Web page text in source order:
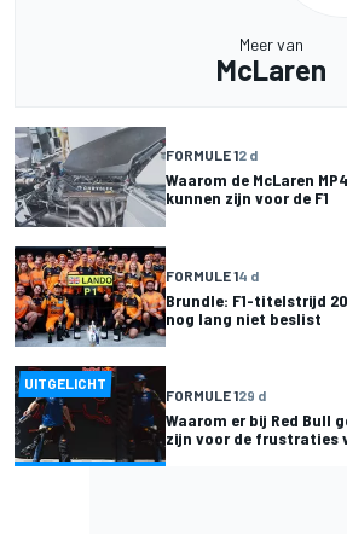
Meer van
McLaren
FORMULE 12 d
Waarom de McLaren
kunnen zijn voor de F1
FORMULE 14 d
Brundle: F1-titelstrijd
nog lang niet beslist
UITGELICHT
FORMULE 129 d
Waarom er bij Red Bull
zijn voor de frustraties